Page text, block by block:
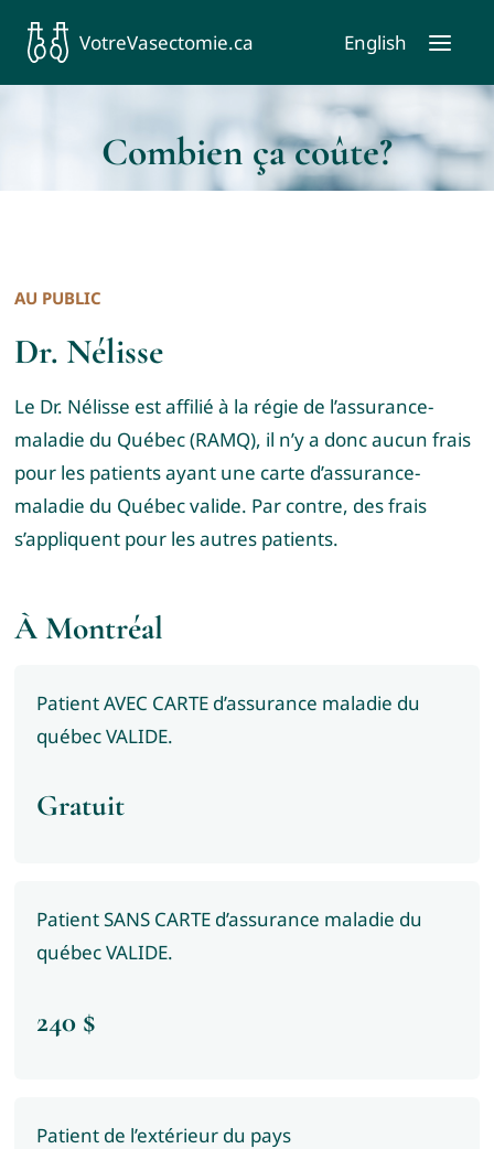
content
VotreVasectomie.ca English
Combien ça coûte?
AU PUBLIC
Dr. Nélisse
Le Dr. Nélisse est affilié à la régie de l’assurance-
maladie du Québec (RAMQ), il n’y a donc aucun frais
pour les patients ayant une carte d’assurance-
maladie du Québec valide. Par contre, des frais
s’appliquent pour les autres patients.
À Montréal
Patient AVEC CARTE d’assurance maladie du
québec VALIDE.
Gratuit
Patient SANS CARTE d’assurance maladie du
québec VALIDE.
240 $
Patient de l’extérieur du pays